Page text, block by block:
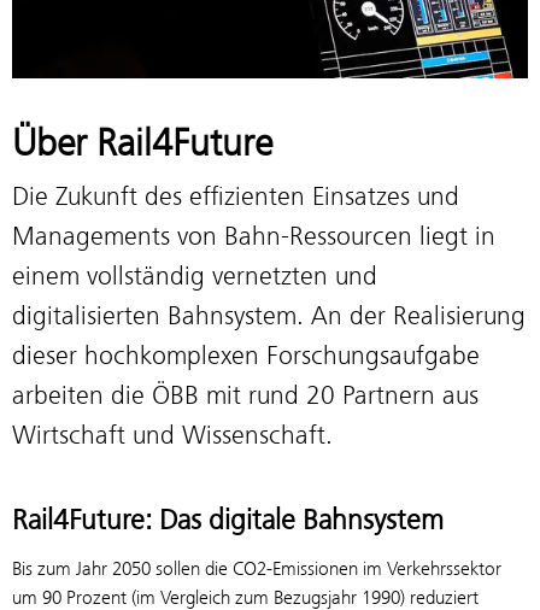
Über Rail4Future
Die Zukunft des effizienten Einsatzes und
Managements von Bahn-Ressourcen liegt in
einem vollständig vernetzten und
digitalisierten Bahnsystem. An der Realisierung
dieser hochkomplexen Forschungsaufgabe
arbeiten die ÖBB mit rund 20 Partnern aus
Wirtschaft und Wissenschaft.
Rail4Future: Das digitale Bahnsystem
Bis zum Jahr 2050 sollen die CO2-Emissionen im Verkehrssektor
um 90 Prozent (im Vergleich zum Bezugsjahr 1990) reduziert